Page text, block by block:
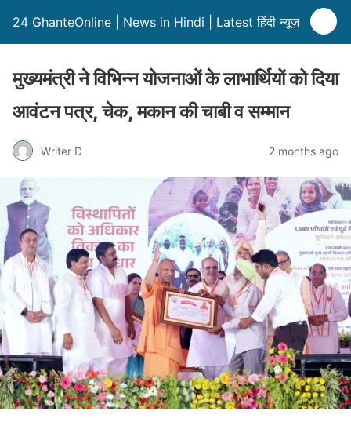
24 GhanteOnline | News in Hindi | Latest हिंदी न्यूज़
मुख्यमंत्री ने विभिन्न योजनाओं के लाभार्थियों को दिया
आवंटन पत्र, चेक, मकान की चाबी व सम्मान
Writer D 2 months ago